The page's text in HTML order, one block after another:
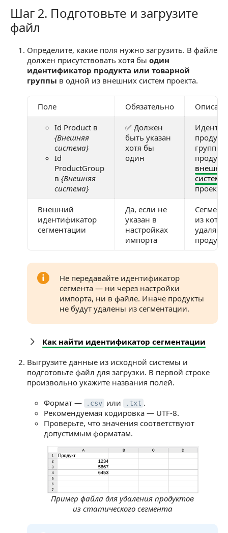
Шаг 2. Подготовьте и загрузите файл
Шаг 2. Подготовьте и загрузите
файл
Определите, какие поля нужно загрузить. В файле
должен присутствовать хотя бы один
идентификатор продукта или товарной
группы в одной из внешних систем проекта.
Поле Обязательно
Id Product в
{Внешняя
система}
Id
ProductGroup
в {Внешняя
система}
✅ Должен
быть указан
хотя бы
один
группы
системе
проекта
Внешний
идентификатор
сегментации
Да, если не
указан в
настройках
импорта
из
Не передавайте идентификатор
сегмента — ни через настройки
импорта, ни в файле. Иначе продукты
не будут удалены из сегментации.
Как найти идентификатор сегментации
Выгрузите данные из исходной системы и
подготовьте файл для загрузки. В первой строке
произвольно укажите названия полей.
Формат —
.csv или .txt .
Рекомендуемая кодировка — UTF-8.
Проверьте, что значения соответствуют
допустимым форматам.
Пример файла для удаления продуктов
из статического сегмента